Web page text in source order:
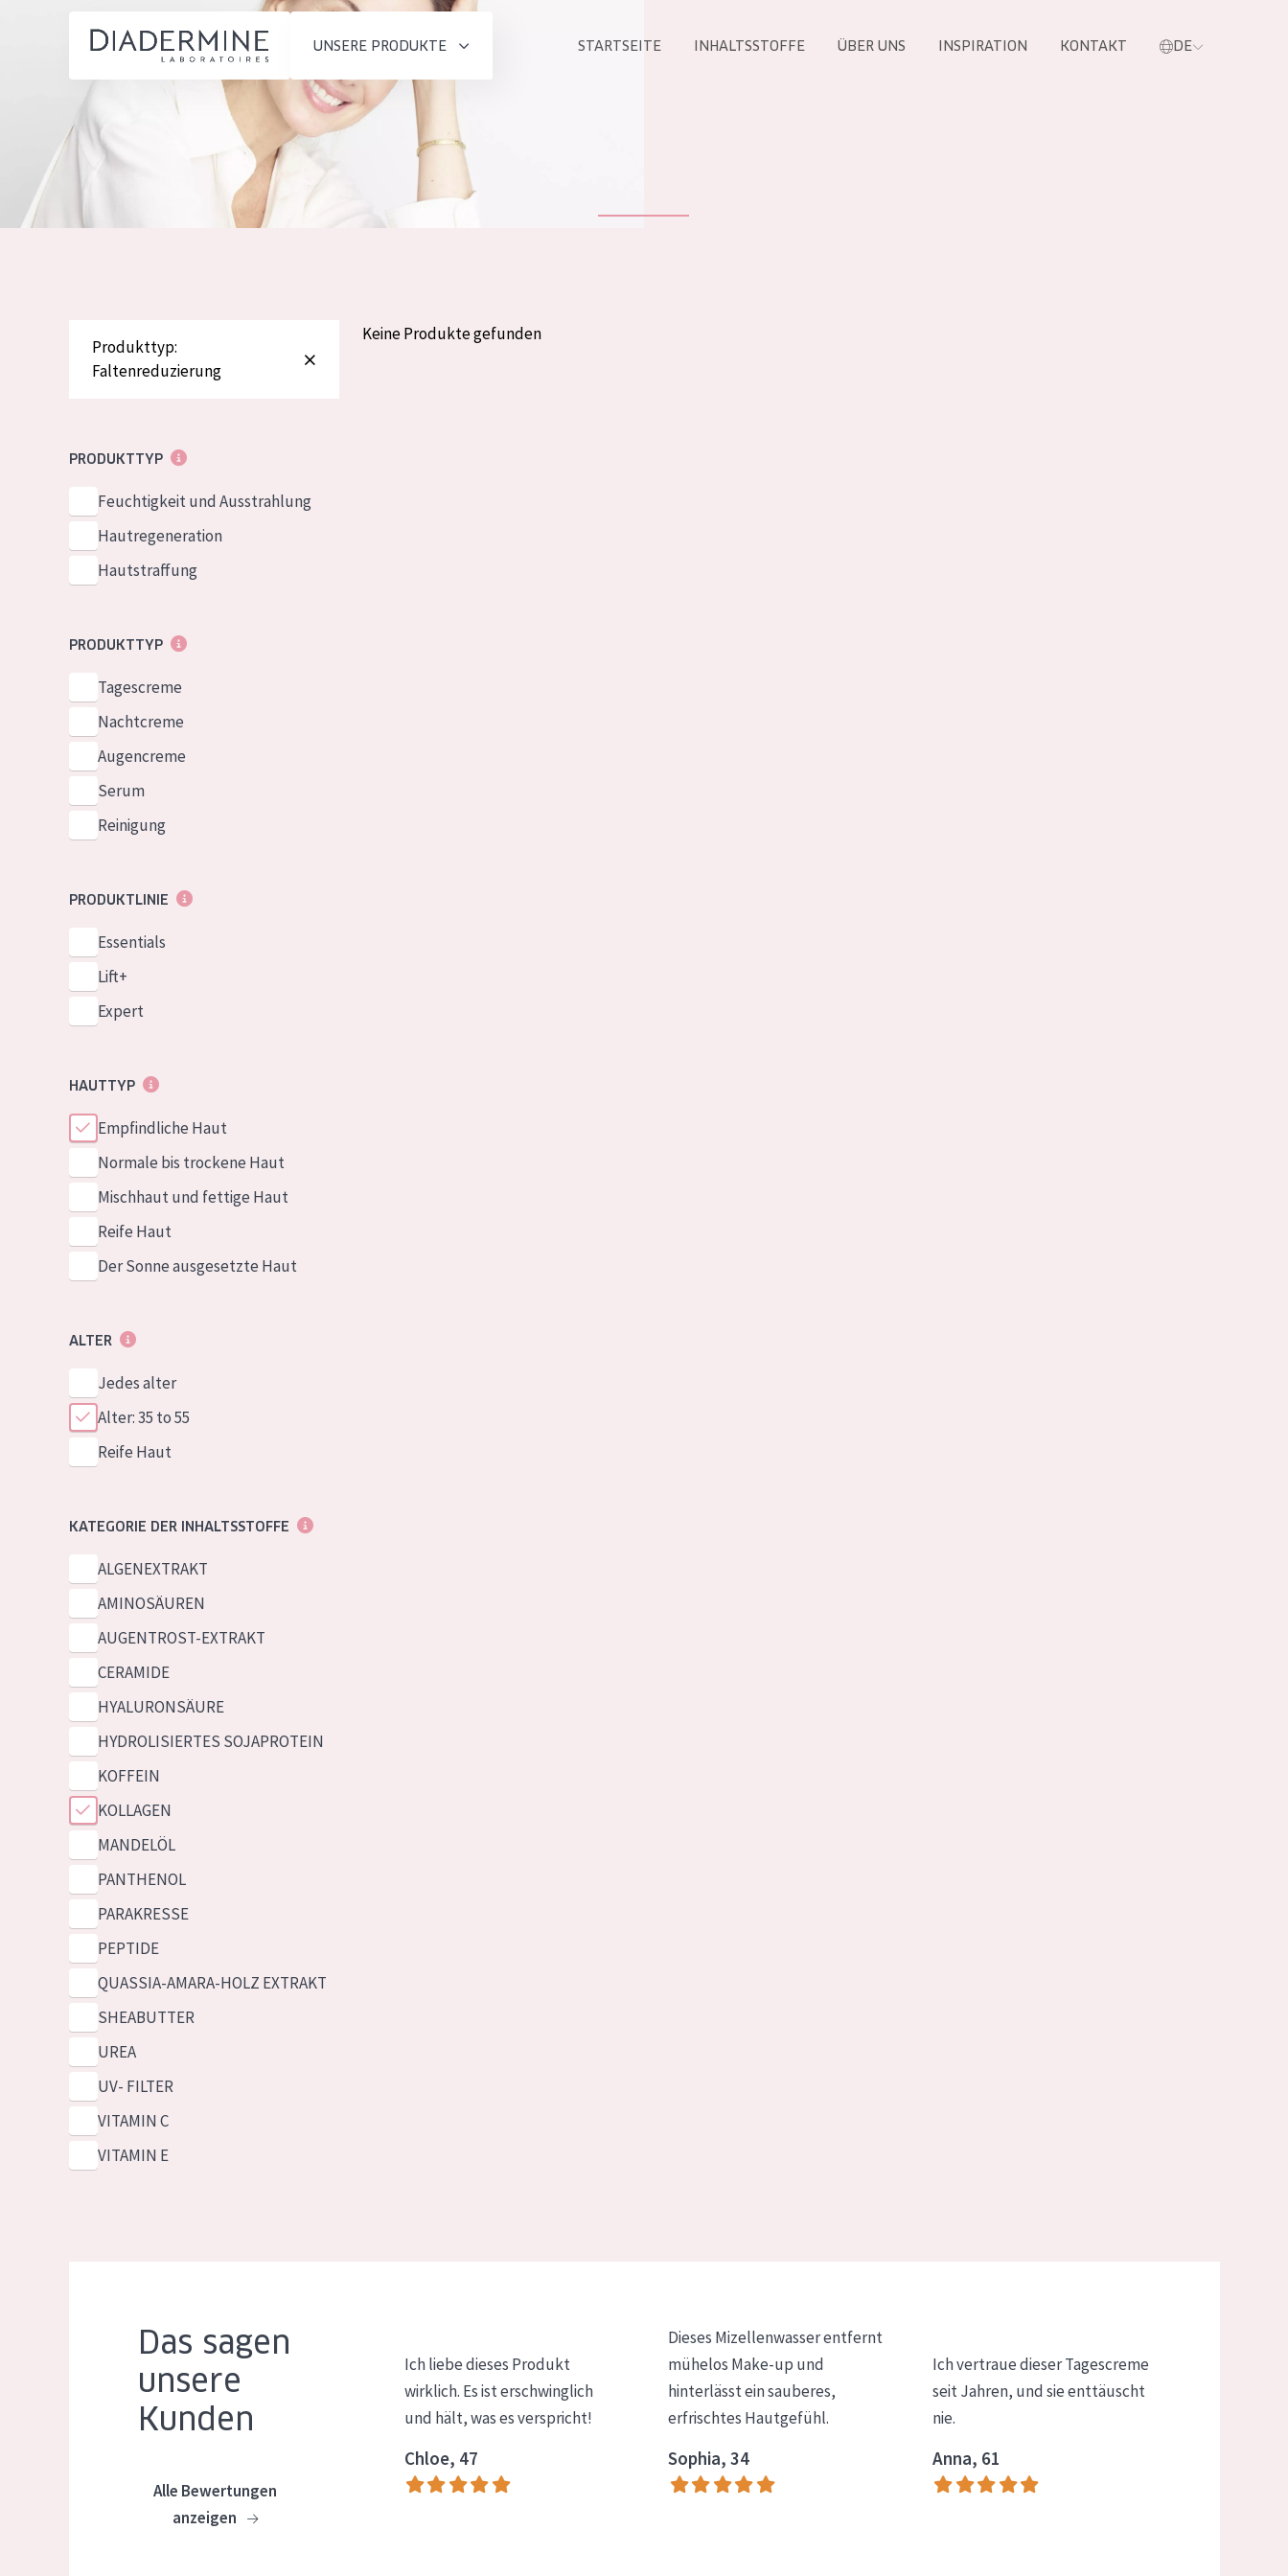
UNSERE PRODUKTE
PRODUKTTYP
STARTSEITE INHALTSSTOFFE ÜBER UNS INSPIRATION KONTAKT DE
Startseite
inhaltsstoffe
German
Produkttyp:
Faltenreduzierung
PRODUKTTYP
Feuchtigkeit und Ausstrahlung
Hautregeneration
Hautstraffung
PRODUKTTYP
Tagescreme
Nachtcreme
Augencreme
Serum
Reinigung
PRODUKTLINIE
Essentials
Lift+
Expert
HAUTTYP
Empfindliche Haut
Normale bis trockene Haut
Mischhaut und fettige Haut
Reife Haut
Der Sonne ausgesetzte Haut
ALTER
Jedes alter
Alter: 35 to 55
Reife Haut
KATEGORIE DER INHALTSSTOFFE
ALGENEXTRAKT
AMINOSÄUREN
AUGENTROST-EXTRAKT
CERAMIDE
HYALURONSÄURE
HYDROLISIERTES SOJAPROTEIN
KOFFEIN
KOLLAGEN
MANDELÖL
PANTHENOL
PARAKRESSE
PEPTIDE
QUASSIA-AMARA-HOLZ EXTRAKT
SHEABUTTER
UREA
UV- FILTER
VITAMIN C
VITAMIN E
Keine Produkte gefunden
Das sagen
unsere
Kunden
Alle Bewertungen
anzeigen
Ich liebe dieses Produkt
wirklich. Es ist erschwinglich
und hält, was es verspricht!
Chloe, 47
Dieses Mizellenwasser entfernt
mühelos Make-up und
hinterlässt ein sauberes,
erfrischtes Hautgefühl.
Sophia, 34
Ich vertraue dieser Tagescreme
seit Jahren, und sie enttäuscht
nie.
Anna, 61